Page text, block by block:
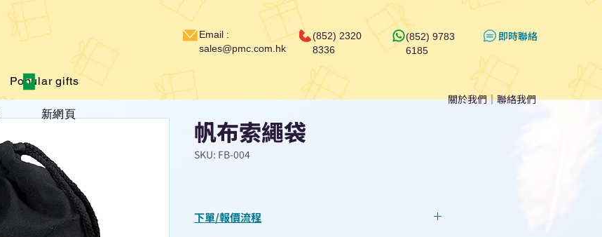
Popular gifts
新網頁
Email :
sales@pmc.com.hk
(852) 2320
8336
(852) 9783
6185
​即時聯絡
關於我們｜聯絡我們
帆布索繩袋
SKU: FB-004
下單/報價流程